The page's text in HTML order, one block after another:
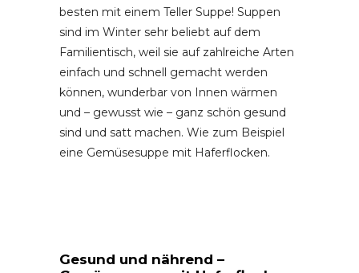
besten mit einem Teller Suppe! Suppen
sind im Winter sehr beliebt auf dem
Familientisch, weil sie auf zahlreiche Arten
einfach und schnell gemacht werden
können, wunderbar von Innen wärmen
und – gewusst wie – ganz schön gesund
sind und satt machen. Wie zum Beispiel
eine Gemüsesuppe mit Haferflocken.
Gesund und nährend –